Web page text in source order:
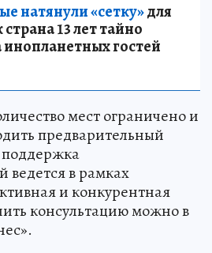
натянули «сетку»для
13 лет тайно
инопланетных гостей
мест ограничено и
предварительный
в рамках
и конкурентная
консультацию можно в